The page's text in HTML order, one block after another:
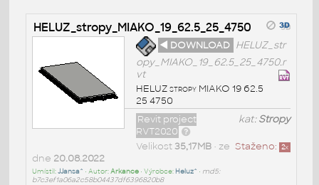
HELUZ_stropy_MIAKO_19_62.5_25_4750
◄ DOWNLOAD HELUZ_str
opy_MIAKO_19_62.5_25_4750.r
vt
HELUZ stropy MIAKO 19 62.5
25 4750
kat:Stropy
Revit project
RVT2020
Staženo: 2x
Velikost35,17MB• ze
dne 20.08.2022
Umístil:JJansa^ • Autor:Arkance• Výrobce: Heluz^ • md5:
b7c3ef1a06a2c58b04437df6396820b8